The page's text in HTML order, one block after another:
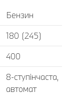
Бензин
180 (245)
400
8-ступінчаста,
автомат